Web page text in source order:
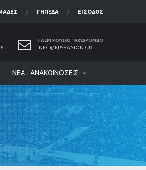
ΓΉΠΕΔΑ ΕΊΣΟΔΟΣ
ΗΛΕΚΤΡΟΝΙΚΌ ΤΑΧΥΔΡΟΜΕΊΟ
INFO@EPSHANION.GR
ΝΈΑ - ΑΝΑΚΟΙΝΏΣΕΙΣ